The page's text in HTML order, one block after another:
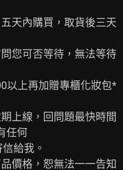
天內購買，取貨後三天
您可否等待，無法等待
以上再加贈專櫃化妝包*
上線，回問題最快時間
任何
給我。
價格，恕無法一一告知